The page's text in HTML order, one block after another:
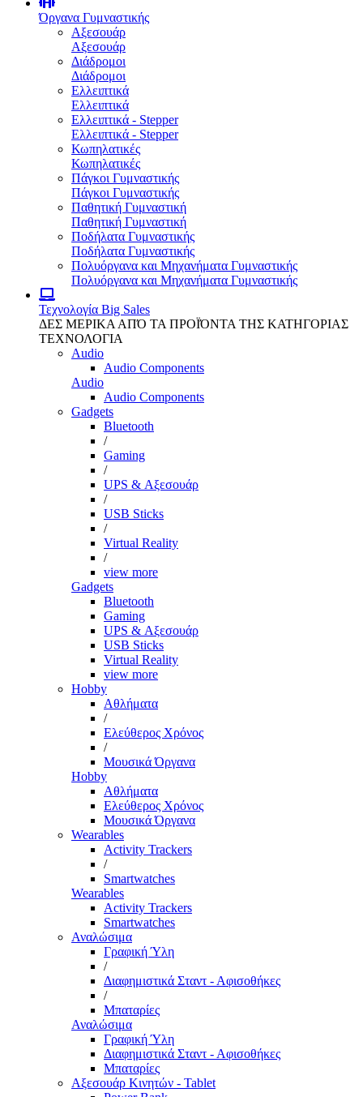
Όργανα Γυμναστικής
Αξεσουάρ
Αξεσουάρ
Διάδρομοι
Διάδρομοι
Ελλειπτικά
Ελλειπτικά
Ελλειπτικά - Stepper
Ελλειπτικά - Stepper
Κωπηλατικές
Κωπηλατικές
Πάγκοι Γυμναστικής
Πάγκοι Γυμναστικής
Παθητική Γυμναστική
Παθητική Γυμναστική
Ποδήλατα Γυμναστικής
Ποδήλατα Γυμναστικής
Πολυόργανα και Μηχανήματα Γυμναστικής
Πολυόργανα και Μηχανήματα Γυμναστικής
Τεχνολογία Big Sales
ΔΕΣ ΜΕΡΙΚΑ ΑΠΌ ΤΑ ΠΡΟΪΌΝΤΑ ΤΗΣ ΚΑΤΗΓΟΡΙΑΣ
ΤΕΧΝΟΛΟΓΙΑ
Audio
Audio Components
Audio
Audio Components
Gadgets
Bluetooth
/
Gaming
/
UPS & Αξεσουάρ
/
USB Sticks
/
Virtual Reality
/
view more
Gadgets
Bluetooth
Gaming
UPS & Αξεσουάρ
USB Sticks
Virtual Reality
view more
Hobby
Αθλήματα
/
Ελεύθερος Χρόνος
/
Μουσικά Όργανα
Hobby
Αθλήματα
Ελεύθερος Χρόνος
Μουσικά Όργανα
Wearables
Activity Trackers
/
Smartwatches
Wearables
Activity Trackers
Smartwatches
Αναλώσιμα
Γραφική Ύλη
/
Διαφημιστικά Σταντ - Αφισοθήκες
/
Μπαταρίες
Αναλώσιμα
Γραφική Ύλη
Διαφημιστικά Σταντ - Αφισοθήκες
Μπαταρίες
Αξεσουάρ Κινητών - Tablet